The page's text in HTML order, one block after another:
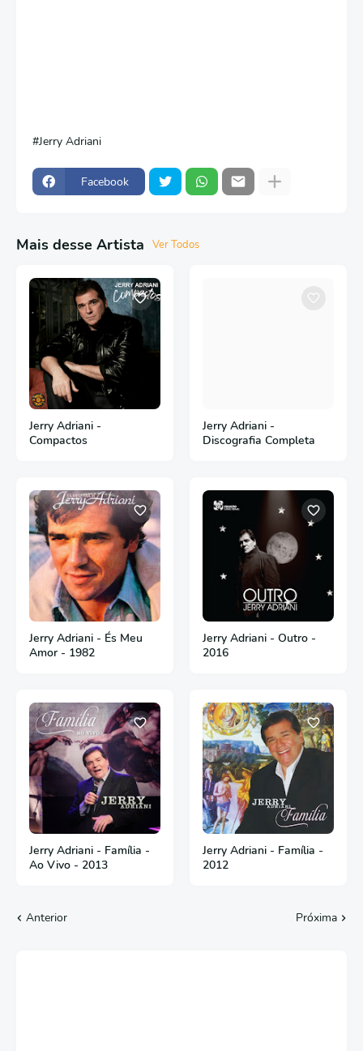
Jerry Adriani
Facebook
Mais desse Artista Ver Todos
Jerry Adriani -
Compactos
Jerry Adriani -
Discografia Completa
Jerry Adriani - És Meu
Amor - 1982
Jerry Adriani - Outro -
2016
Jerry Adriani - Família -
Ao Vivo - 2013
Jerry Adriani - Família -
2012
Anterior Próxima